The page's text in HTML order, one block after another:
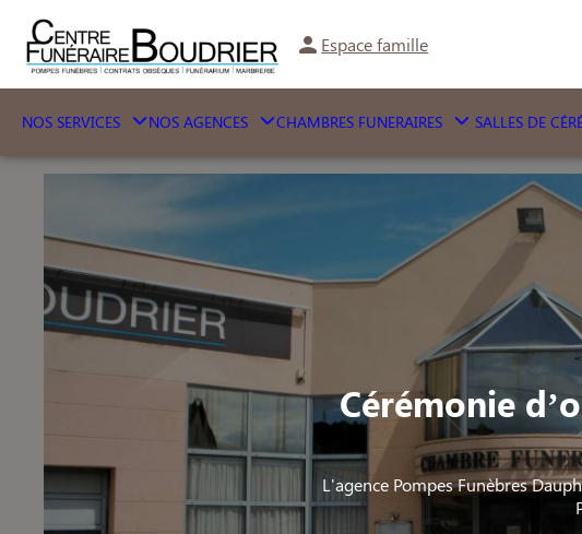
Espace famille
NOS SERVICES NOS AGENCES CHAMBRES FUNERAIRES SALLES DE
Cérémonie
L'agence Pompes Funèbres